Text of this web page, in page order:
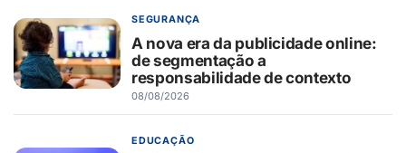
SEGURANÇA
A nova era da publicidade online:
de segmentação a
responsabilidade de contexto
08/08/2026
EDUCAÇÃO